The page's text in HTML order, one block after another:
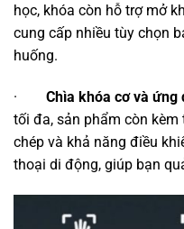
học, khóa còn hỗ trợ mở
cung cấp nhiều tùy chọn
huống.
· Chìa khóa cơ và ứng
tối đa, sản phẩm còn
chép và khả năng điều
thoại di động, giúp bạn